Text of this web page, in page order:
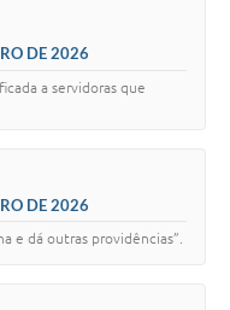
DE 2026
a servidoras que
DE 2026
e dá outras providências”.